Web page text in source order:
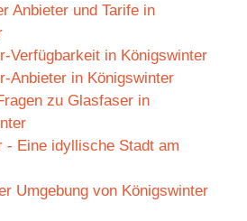
Anbieter und Tarife in
Verfügbarkeit in Königswinter
Anbieter in Königswinter
zu Glasfaser in
- Eine idyllische Stadt am
Umgebung von Königswinter